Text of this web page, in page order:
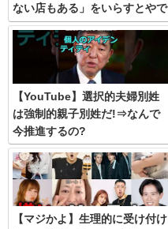
ない店もある」をいらすとやで
遊んでみた
【YouTube】選択的夫婦別姓
は強制的親子別姓だ!⇒なんで
今推進するの?
【マジかよ】生理的に受け付け